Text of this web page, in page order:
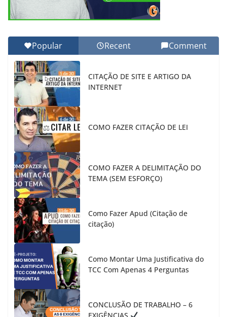
Popular Recent Comment
CITAÇÃO DE SITE E ARTIGO DA
INTERNET
COMO FAZER CITAÇÃO DE LEI
COMO FAZER A DELIMITAÇÃO DO
TEMA (SEM ESFORÇO)
Como Fazer Apud (Citação de
citação)
Como Montar Uma Justificativa do
TCC Com Apenas 4 Perguntas
CONCLUSÃO DE TRABALHO – 6